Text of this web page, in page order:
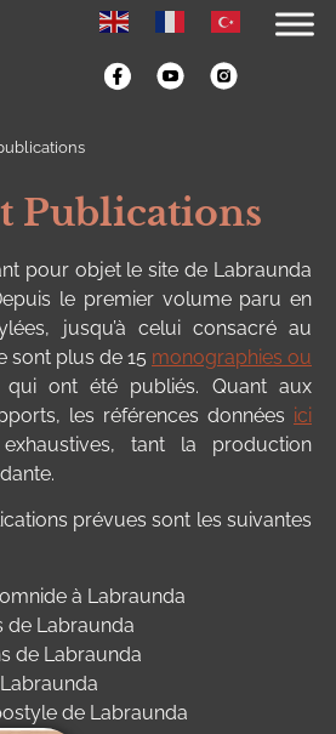
Publications
pour objet le site de Labraunda
le premier volume paru en
jusqu’à celui consacré au
sont plus de 15 monographies ou
qui ont été publiés. Quant aux
les références données ici
tant la production
prévues sont les suivantes
à Labraunda
de Labraunda
de Labraunda
de Labraunda